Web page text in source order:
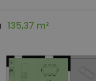
135,37 m²